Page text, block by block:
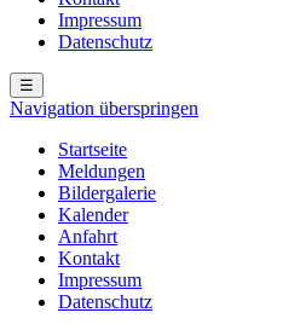
Impressum
Datenschutz
☰
Navigation überspringen
Startseite
Meldungen
Bildergalerie
Kalender
Anfahrt
Kontakt
Impressum
Datenschutz